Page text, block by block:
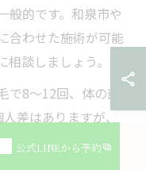
般的です。和泉市や
合わせた施術が可能
談しましょう。
8〜12回、体の部
差はありますが、
う疑問には、毛質や
回数が異なるため、
公式LINEから予約